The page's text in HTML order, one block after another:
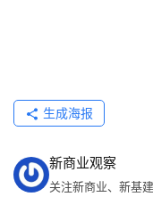
行
业
资
讯
生成海报
新商业观察
关注新商业、新基